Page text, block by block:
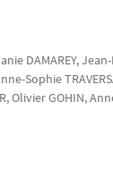
DAMAREY,
Sophie
, OlivierGOHIN,